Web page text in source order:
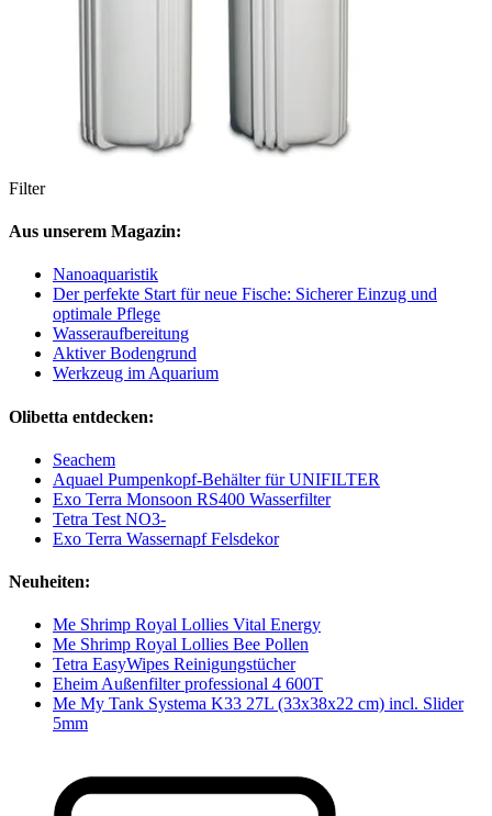
Filter
Aus unserem Magazin:
Nanoaquaristik
Der perfekte Start für neue Fische: Sicherer Einzug und
optimale Pflege
Wasseraufbereitung
Aktiver Bodengrund
Werkzeug im Aquarium
Olibetta entdecken:
Seachem
Aquael Pumpenkopf-Behälter für UNIFILTER
Exo Terra Monsoon RS400 Wasserfilter
Tetra Test NO3-
Exo Terra Wassernapf Felsdekor
Neuheiten:
Me Shrimp Royal Lollies Vital Energy
Me Shrimp Royal Lollies Bee Pollen
Tetra EasyWipes Reinigungstücher
Eheim Außenfilter professional 4 600T
Me My Tank Systema K33 27L (33x38x22 cm) incl. Slider
5mm